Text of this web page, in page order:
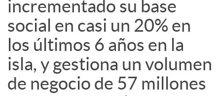
incrementado su base
social en casi un 20% en
los últimos 6 años en la
isla, y gestiona un volumen
de negocio de 57 millones